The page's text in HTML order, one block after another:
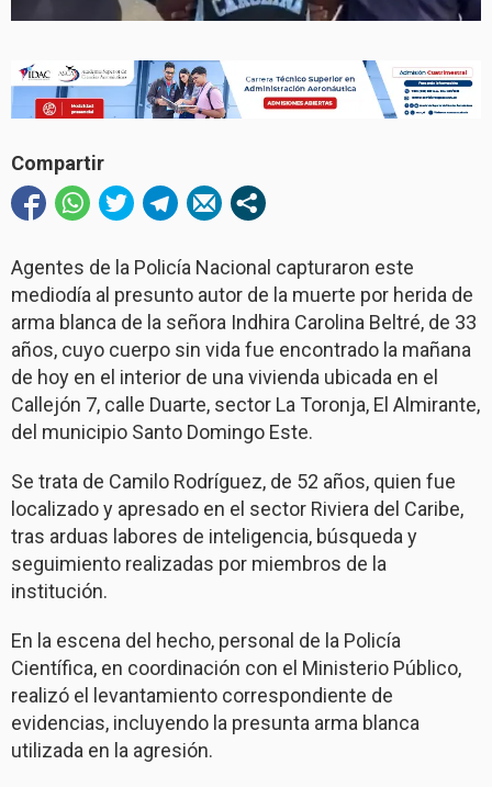
Compartir
Agentes de la Policía Nacional capturaron este
mediodía al presunto autor de la muerte por herida de
arma blanca de la señora Indhira Carolina Beltré, de 33
años, cuyo cuerpo sin vida fue encontrado la mañana
de hoy en el interior de una vivienda ubicada en el
Callejón 7, calle Duarte, sector La Toronja, El Almirante,
del municipio Santo Domingo Este.
Se trata de Camilo Rodríguez, de 52 años, quien fue
localizado y apresado en el sector Riviera del Caribe,
tras arduas labores de inteligencia, búsqueda y
seguimiento realizadas por miembros de la
institución.
En la escena del hecho, personal de la Policía
Científica, en coordinación con el Ministerio Público,
realizó el levantamiento correspondiente de
evidencias, incluyendo la presunta arma blanca
utilizada en la agresión.